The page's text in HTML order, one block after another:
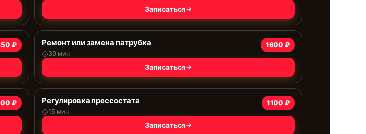
Записаться
₽ Ремонт или замена патрубка
30 мин
1600 ₽
Записаться
₽ Регулировка прессостата
15 мин
1100 ₽
Записаться